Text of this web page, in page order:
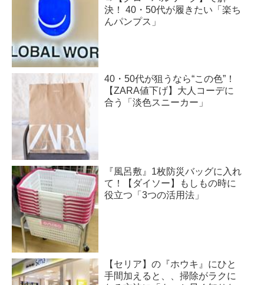
決！ 40・50代が履きたい「楽ち
んパンプス」
40・50代が狙うなら“この色”！
【ZARA値下げ】大人コーデに
合う「淡色スニーカー」
『風呂敷』1枚防災バッグに入れ
て！【ダイソー】もしもの時に
役立つ「3つの活用法」
【セリア】の『ホウキ』にひと
手間加えると、、掃除がラクに